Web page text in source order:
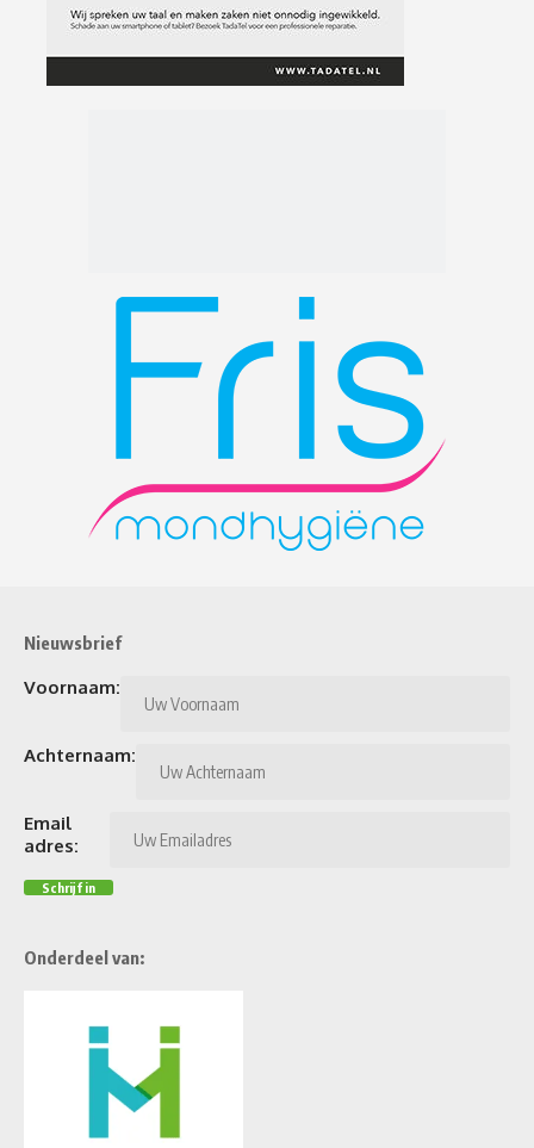
Nieuwsbrief
Voornaam:
Achternaam:
Email
adres:
Onderdeel van: